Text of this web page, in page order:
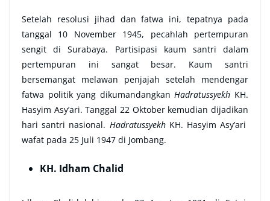
Setelah resolusi jihad dan fatwa ini, tepatnya pada
tanggal 10 November 1945, pecahlah pertempuran
sengit di Surabaya. Partisipasi kaum santri dalam
pertempuran ini sangat besar. Kaum santri
bersemangat melawan penjajah setelah mendengar
fatwa politik yang dikumandangkanHadratussyekh KH.
Hasyim Asy’ari. Tanggal 22 Oktober kemudian dijadikan
hari santri nasional. HadratussyekhKH. Hasyim Asy’ari
wafat pada 25 Juli 1947 di Jombang.
KH. Idham Chalid